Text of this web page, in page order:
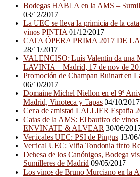
Bodegas HABLA en la AMS –
03/12/2017
La UEC se lleva la primicia de la
vinos PINTIA 01/12/2017
CATA ÓPERA PRIMA 2017 DE
28/11/2017
VALENCISO: Luís Valentín da una
LAVINIA – Madrid, 17 de nov de
Promoción de Champan Ruinart en
06/10/2017
Domaine Michel Niellon en el 9º
Madrid, Vinoteca y Tapas 04/10/2017
Cena de amistad LALLIER España
Catas de la AMS: El bautizo de vinos
ENVÍNATE & ALVEAR 30/06/
Verticales UEC: PSI de Pingus 13/
Vertical UEC: Viña Tondonia tinto
Dehesa de los Canónigos, Bodega
Sumilleres de Madrid 09/05/2017
Los vinos de Bruno Murciano en la